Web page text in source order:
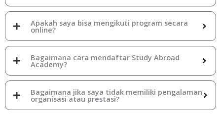
Apakah saya bisa mengikuti program secara
online?
Bagaimana cara mendaftar Study Abroad
Academy?
Bagaimana jika saya tidak memiliki pengalaman
organisasi atau prestasi?